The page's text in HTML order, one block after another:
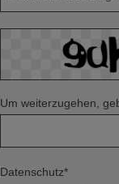
Um weiterzugehen,
Datenschutz*